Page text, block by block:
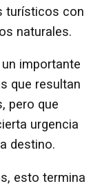
turísticos con
naturales.
importante
que resultan
pero que
urgencia
destino.
esto termina